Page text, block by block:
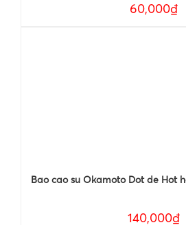
60,000₫
Bao cao su Okamoto Dot de Hot
140,000₫